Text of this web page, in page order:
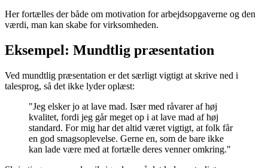
Her fortælles der både om motivation for arbejdsopgaverne og den
værdi, man kan skabe for virksomheden.
Eksempel: Mundtlig præsentation
Ved mundtlig præsentation er det særligt vigtigt at skrive ned i
talesprog, så det ikke lyder oplæst:
"Jeg elsker jo at lave mad. Især med råvarer af høj
kvalitet, fordi jeg går meget op i at lave mad af høj
standard. For mig har det altid været vigtigt, at folk får
en god smagsoplevelse. Gerne en, som de bare ikke
kan lade være med at fortælle deres venner omkring."